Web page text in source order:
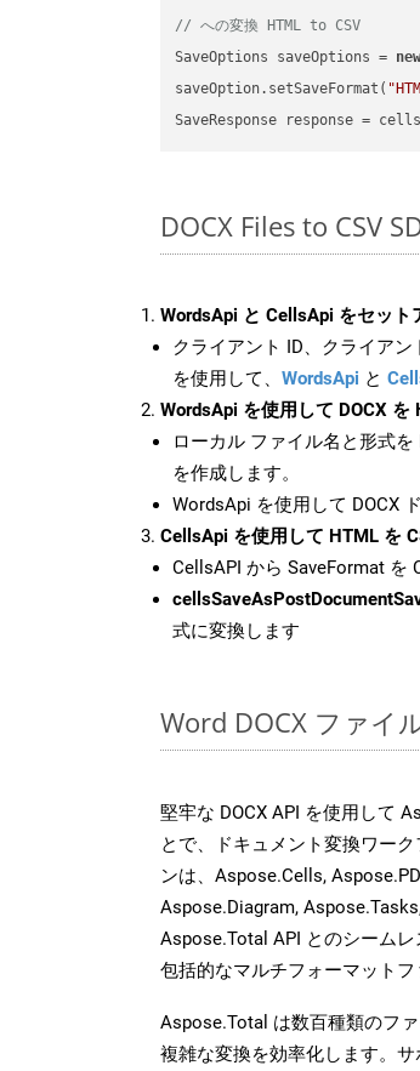
// への変換 HTML to CSV
SaveOptions saveOptions = new
saveOption.setSaveFormat(
SaveResponse response =
DOCX Files to CSV
WordsApi と CellsApi をセット
クライアント ID、クライア
を使用して、 WordsApi と
WordsApi を使用して DOCX を
ローカル ファイル名と形式
を作成します。
WordsApi を使用して DOCX
CellsApi を使用して HTML を
CellsAPI から SaveFormat を
式に変換します
Word DOCX ファイ
堅牢な DOCX API を使用して
とで、ドキュメント変換ワー
ンは、Aspose.Cells,
Aspose.Diagram,
Aspose.Total API とのシーム
包括的なマルチフォーマットフ
Aspose.Total は数百種類のフ
複雑な変換を効率化します。